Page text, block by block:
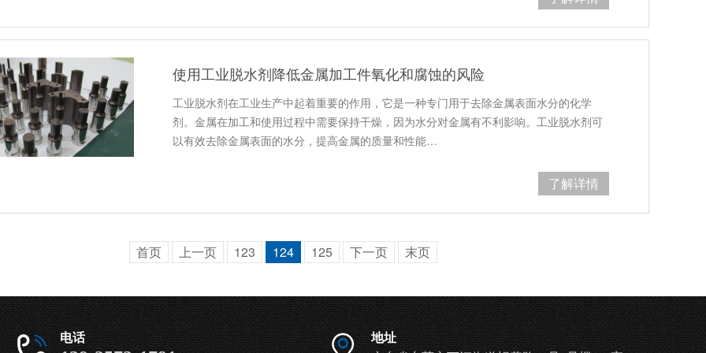
使用工业脱水剂降低金属加工件氧化和腐蚀的风险
工业脱水剂在工业生产中起着重要的作用，它是一种专门用于去除金属表面水分的化学
剂。金属在加工和使用过程中需要保持干燥，因为水分对金属有不利影响。工业脱水剂可
以有效去除金属表面的水分，提高金属的质量和性能…
了解详情
首页 上一页 123 124 125 下一页 末页
电话
地址